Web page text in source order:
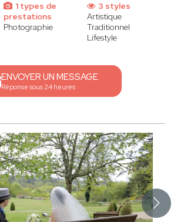
1 types de
prestations
Photographie
3 styles
Artistique
Traditionnel
Lifestyle
ENVOYER UN MESSAGE
Réponse sous 24 heures